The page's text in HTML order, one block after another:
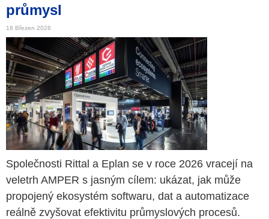
průmysl
18 Březen 2026
Společnosti Rittal a Eplan se v roce 2026 vracejí na
veletrh AMPER s jasným cílem: ukázat, jak může
propojený ekosystém softwaru, dat a automatizace
reálně zvyšovat efektivitu průmyslových procesů.